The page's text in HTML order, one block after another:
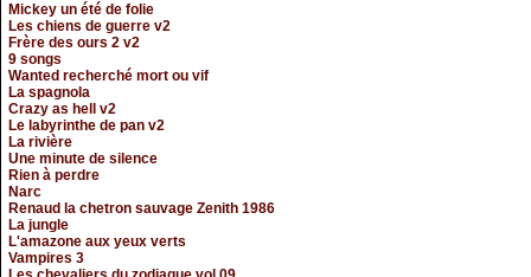
Mickey un été de folie
Les chiens de guerre v2
Frère des ours 2 v2
9 songs
Wanted recherché mort ou vif
La spagnola
Crazy as hell v2
Le labyrinthe de pan v2
La rivière
Une minute de silence
Rien à perdre
Narc
Renaud la chetron sauvage Zenith 1986
La jungle
L'amazone aux yeux verts
Vampires 3